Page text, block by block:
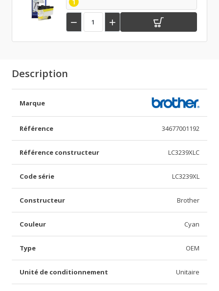
 
Description
Marque
Référence 34677001192
Référence constructeur LC3239XLC
Code série LC3239XL
Constructeur Brother
Couleur Cyan
Type OEM
Unité de conditionnement Unitaire